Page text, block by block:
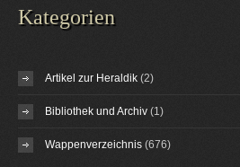
Kategorien
Artikel zur Heraldik (2)
Bibliothek und Archiv (1)
Wappenverzeichnis (676)